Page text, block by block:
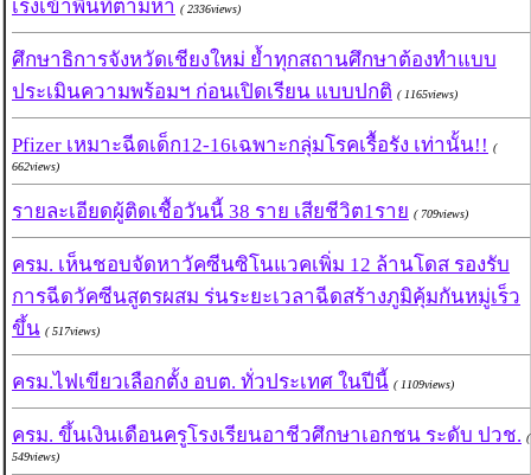
เร่งเข้าพื้นที่ตามหา ( 2336views)
ศึกษาธิการจังหวัดเชียงใหม่ ย้ำทุกสถานศึกษาต้องทำแบบ
ประเมินความพร้อมฯ ก่อนเปิดเรียน แบบปกติ ( 1165views)
Pfizer เหมาะฉีดเด็ก12-16เฉพาะกลุ่มโรคเรื้อรัง เท่านั้น!! (
662views)
รายละเอียดผู้ติดเชื้อวันนี้ 38 ราย เสียชีวิต1ราย ( 709views)
ครม. เห็นชอบจัดหาวัคซีนซิโนแวคเพิ่ม 12 ล้านโดส รองรับ
การฉีดวัคซีนสูตรผสม ร่นระยะเวลาฉีดสร้างภูมิคุ้มกันหมู่เร็ว
ขึ้น ( 517views)
ครม.ไฟเขียวเลือกตั้ง อบต. ทั่วประเทศ ในปีนี้ ( 1109views)
ครม. ขึ้นเงินเดือนครูโรงเรียนอาชีวศึกษาเอกชน ระดับ ปวช. (
549views)